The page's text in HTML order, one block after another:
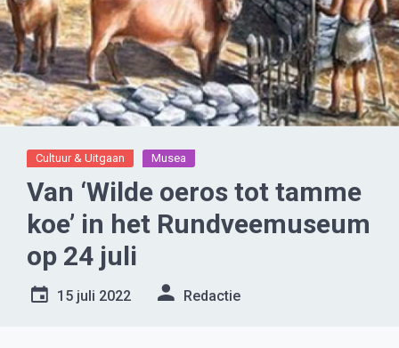
Cultuur & Uitgaan Musea
Van ‘Wilde oeros tot tamme
koe’ in het Rundveemuseum
op 24 juli
15 juli 2022 Redactie